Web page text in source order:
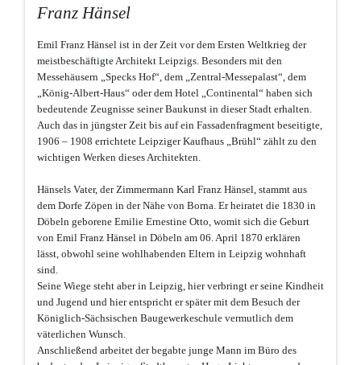
Franz Hänsel
Emil Franz Hänsel ist in der Zeit vor dem Ersten Weltkrieg der
meistbeschäftigte Architekt Leipzigs. Besonders mit den
Messehäusern „Specks Hof“, dem „Zentral-Messepalast“, dem
„König-Albert-Haus“ oder dem Hotel „Continental“ haben sich
bedeutende Zeugnisse seiner Baukunst in dieser Stadt erhalten.
Auch das in jüngster Zeit bis auf ein Fassadenfragment beseitigte,
1906 – 1908 errichtete Leipziger Kaufhaus „Brühl“ zählt zu den
wichtigen Werken dieses Architekten.
Hänsels Vater, der Zimmermann Karl Franz Hänsel, stammt aus
dem Dorfe Zöpen in der Nähe von Borna. Er heiratet die 1830 in
Döbeln geborene Emilie Ernestine Otto, womit sich die Geburt
von Emil Franz Hänsel in Döbeln am 06. April 1870 erklären
lässt, obwohl seine wohlhabenden Eltern in Leipzig wohnhaft
sind.
Seine Wiege steht aber in Leipzig, hier verbringt er seine Kindheit
und Jugend und hier entspricht er später mit dem Besuch der
Königlich-Sächsischen Baugewerkeschule vermutlich dem
väterlichen Wunsch.
Anschließend arbeitet der begabte junge Mann im Büro des